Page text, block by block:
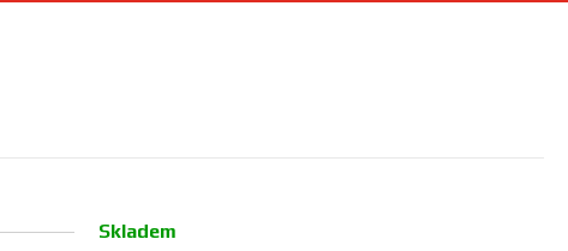
Skladem